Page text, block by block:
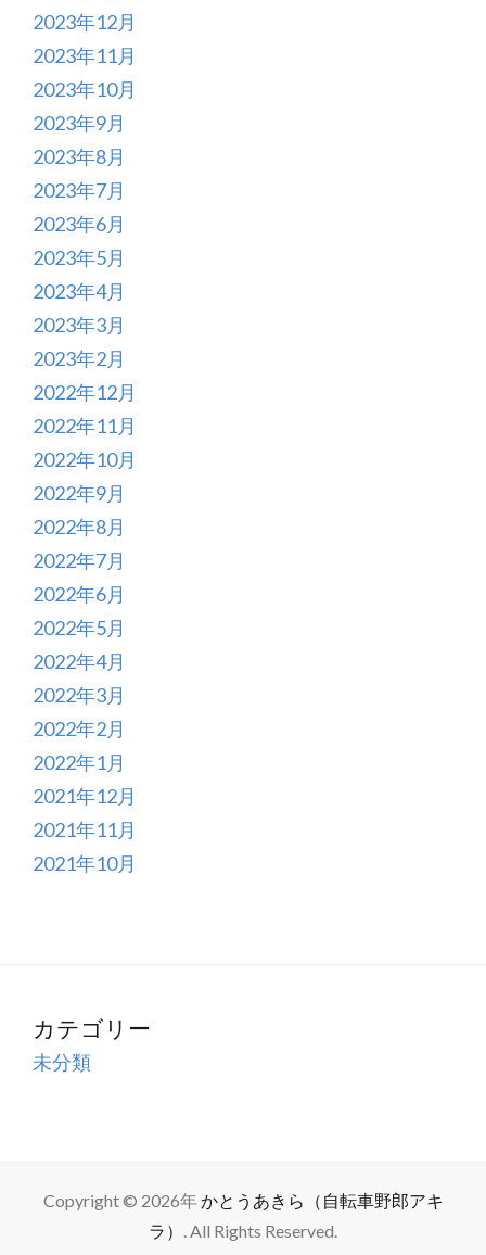
2023年12月
2023年11月
2023年10月
2023年9月
2023年8月
2023年7月
2023年6月
2023年5月
2023年4月
2023年3月
2023年2月
2022年12月
2022年11月
2022年10月
2022年9月
2022年8月
2022年7月
2022年6月
2022年5月
2022年4月
2022年3月
2022年2月
2022年1月
2021年12月
2021年11月
2021年10月
カテゴリー
未分類
Copyright © 2026年 かとうあきら（自転車野郎アキ
ラ） . All Rights Reserved.